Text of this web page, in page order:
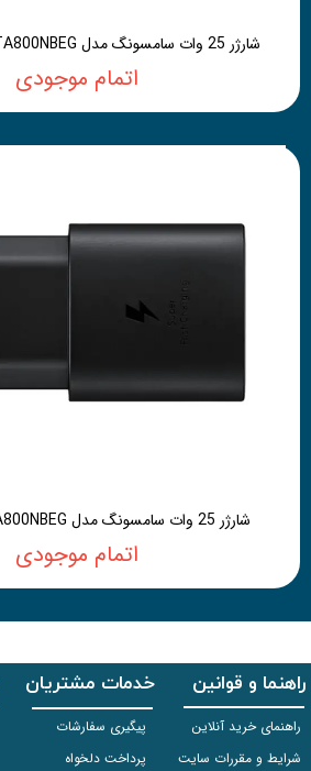
شارژر 25 وات سامسونگ مدل EP-TA800NBEG (کپی AAA)
اتمام موجودی
شارژر 25 وات سامسونگ مدل EP-TA800NBEG (کپی A)
اتمام موجودی
راهنما و قوانین
راهنمای خرید آنلاین
شرایط و مقررات سایت
خدمات مشتریان
پیگیری سفارشات
پرداخت دلخواه